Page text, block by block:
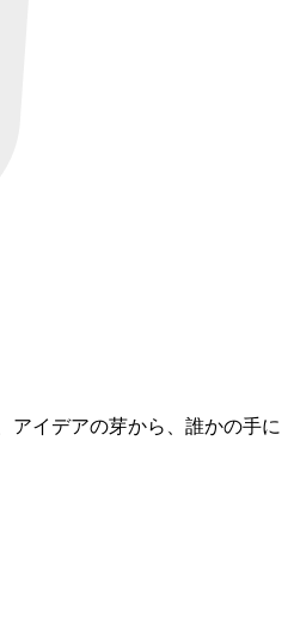
アイデアの芽から、誰かの手に